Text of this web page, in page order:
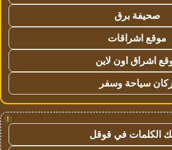
صحيفة برق
موقع اشراقات
اشراق اون لاين
سياحة وسفر
!
الكلمات في قوقل